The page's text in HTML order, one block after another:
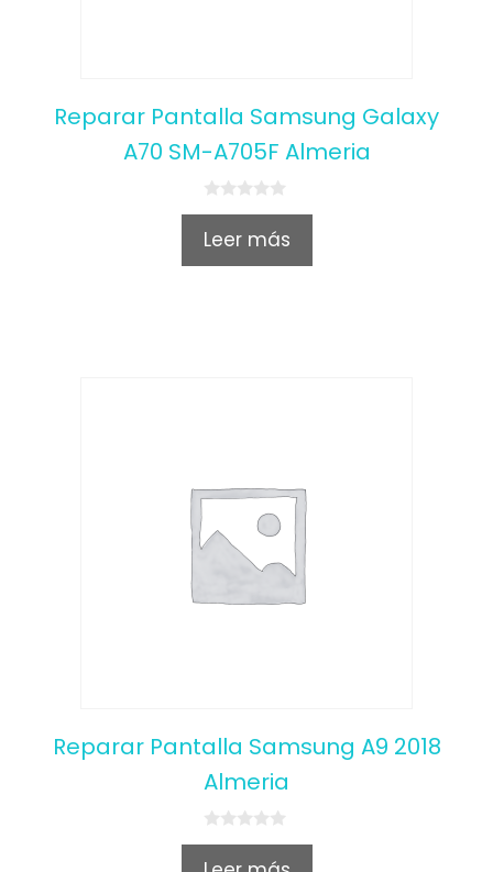
Reparar Pantalla Samsung Galaxy
A70 SM-A705F Almeria
0
u
Leer más
Reparar Pantalla Samsung A9 2018
Almeria
0